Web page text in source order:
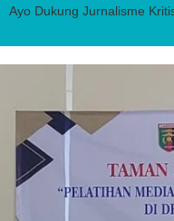
Ayo Dukung Jurnalisme